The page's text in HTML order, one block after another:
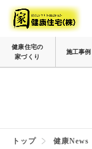
健康住宅の
家づくり
施工事例
トップ 健康News